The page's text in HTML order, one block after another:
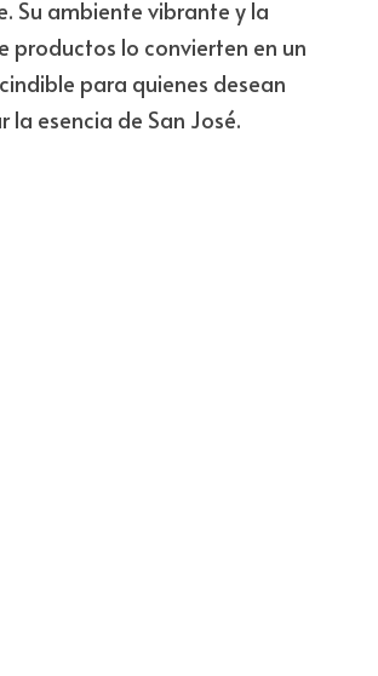
Su ambiente vibrante y la
productos lo convierten en un
para quienes desean
la esencia de San José.